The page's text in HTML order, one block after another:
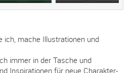
ich, mache Illustrationen und
immer in der Tasche und
Inspirationen für neue Charakter-